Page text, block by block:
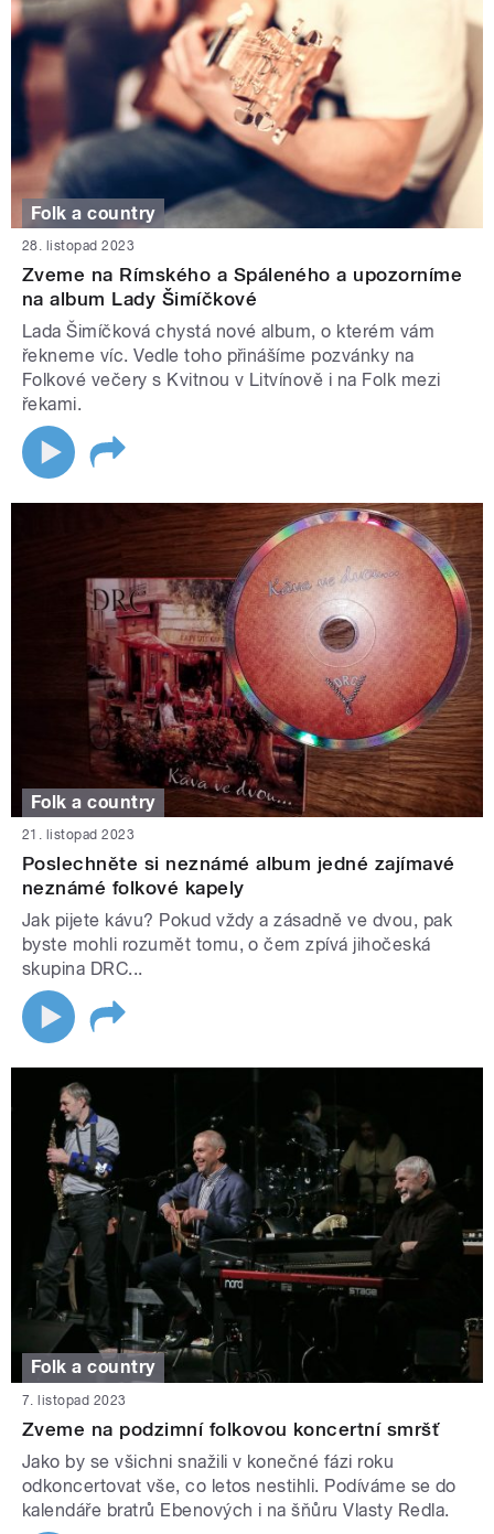
Folk a country
28. listopad 2023
Zveme na Rímského a Spáleného a upozorníme
na album Lady Šimíčkové
Lada Šimíčková chystá nové album, o kterém vám
řekneme víc. Vedle toho přinášíme pozvánky na
Folkové večery s Kvitnou v Litvínově i na Folk mezi
řekami.
Folk a country
21. listopad 2023
Poslechněte si neznámé album jedné zajímavé
neznámé folkové kapely
Jak pijete kávu? Pokud vždy a zásadně ve dvou, pak
byste mohli rozumět tomu, o čem zpívá jihočeská
skupina DRC...
Folk a country
7. listopad 2023
Zveme na podzimní folkovou koncertní smršť
Jako by se všichni snažili v konečné fázi roku
odkoncertovat vše, co letos nestihli. Podíváme se do
kalendáře bratrů Ebenových i na šňůru Vlasty Redla.